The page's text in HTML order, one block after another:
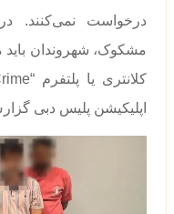
درخواست نمی‌کنند.
مشکوک، شهروندان باید
اپلیکیشن پلیس دبی